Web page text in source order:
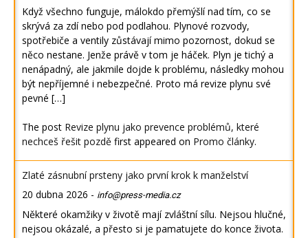
Když všechno funguje, málokdo přemýšlí nad tím, co se
skrývá za zdí nebo pod podlahou. Plynové rozvody,
spotřebiče a ventily zůstávají mimo pozornost, dokud se
něco nestane. Jenže právě v tom je háček. Plyn je tichý a
nenápadný, ale jakmile dojde k problému, následky mohou
být nepříjemné i nebezpečné. Proto má revize plynu své
pevné […]
The post Revize plynu jako prevence problémů, které
nechceš řešit pozdě first appeared on Promo články.
Zlaté zásnubní prsteny jako první krok k manželství
20 dubna 2026 - info@press-media.cz
Některé okamžiky v životě mají zvláštní sílu. Nejsou hlučné,
nejsou okázalé, a přesto si je pamatujete do konce života.